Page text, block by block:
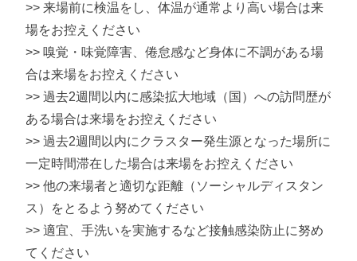
>> 来場前に検温をし、体温が通常より高い場合は来
場をお控えください
>> 嗅覚・味覚障害、倦怠感など身体に不調がある場
合は来場をお控えください
>> 過去2週間以内に感染拡大地域（国）への訪問歴が
ある場合は来場をお控えください
>> 過去2週間以内にクラスター発生源となった場所に
一定時間滞在した場合は来場をお控えください
>> 他の来場者と適切な距離（ソーシャルディスタン
ス）をとるよう努めてください
>> 適宜、手洗いを実施するなど接触感染防止に努め
てください